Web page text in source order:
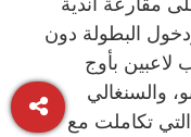
مقارعة أندية
البطولة دون
بأوج
والسنغالي
التي تكاملت مع